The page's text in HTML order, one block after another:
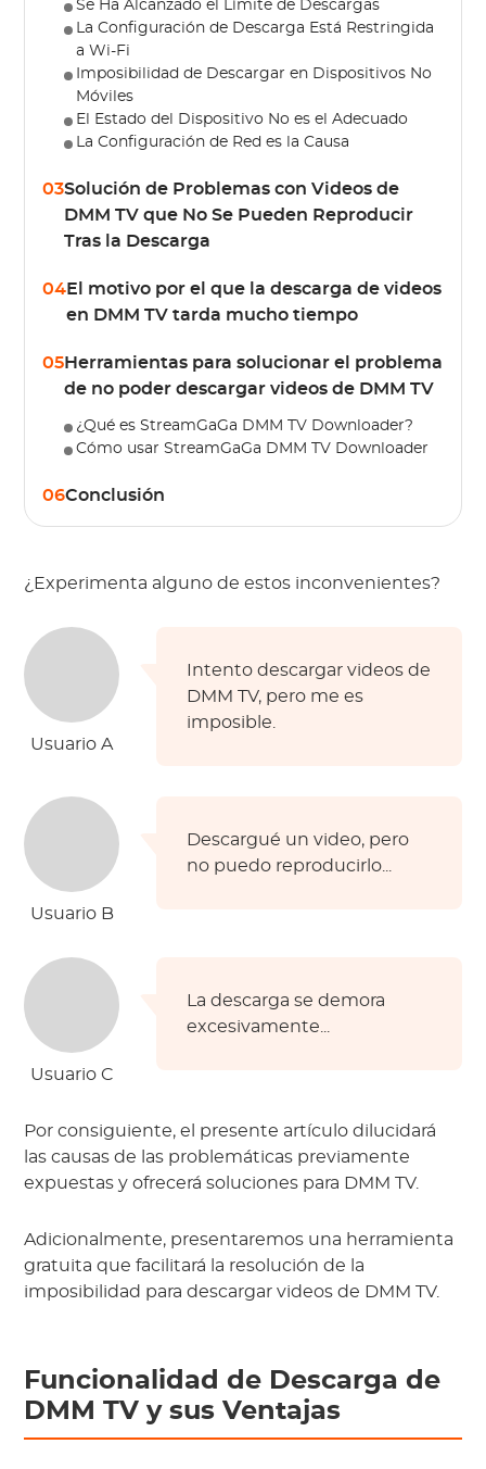
Se Ha Alcanzado el Límite de Descargas
La Configuración de Descarga Está Restringida
a Wi-Fi
Imposibilidad de Descargar en Dispositivos No
Móviles
El Estado del Dispositivo No es el Adecuado
La Configuración de Red es la Causa
03Solución de Problemas con Videos de
DMM TV que No Se Pueden Reproducir
Tras la Descarga
04El motivo por el que la descarga de videos
en DMM TV tarda mucho tiempo
05Herramientas para solucionar el problema
de no poder descargar videos de DMM TV
¿Qué es StreamGaGa DMM TV Downloader?
Cómo usar StreamGaGa DMM TV Downloader
06Conclusión
¿Experimenta alguno de estos inconvenientes?
Usuario A
Intento descargar videos de
DMM TV, pero me es
imposible.
Usuario B
Descargué un video, pero
no puedo reproducirlo...
Usuario C
La descarga se demora
excesivamente...
Por consiguiente, el presente artículo dilucidará
las causas de las problemáticas previamente
expuestas y ofrecerá soluciones para DMM TV.
Adicionalmente, presentaremos una herramienta
gratuita que facilitará la resolución de la
imposibilidad para descargar videos de DMM TV.
Funcionalidad de Descarga de
DMM TV y sus Ventajas